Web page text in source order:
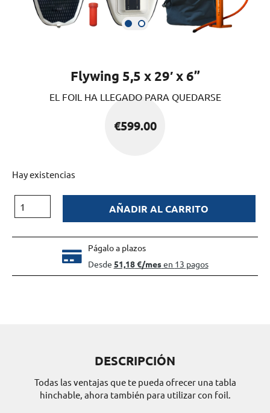
Flywing 5,5 x 29′ x 6”
EL FOIL HA LLEGADO PARA QUEDARSE
€599.00
Hay existencias
AÑADIR AL CARRITO
Págalo a plazos
DESCRIPCIÓN
Todas las ventajas que te pueda ofrecer una tabla
hinchable, ahora también para utilizar con foil.